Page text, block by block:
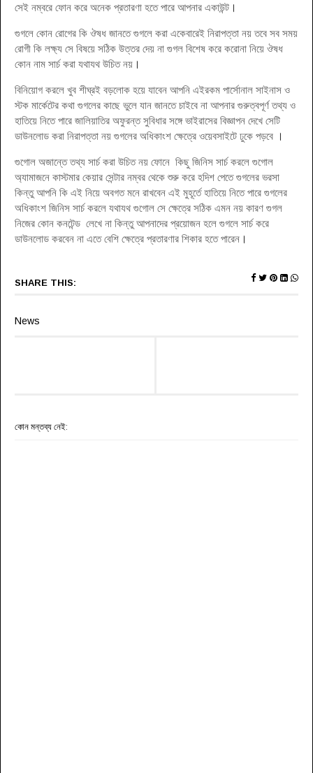
সেই নম্বরে ফোন করে অনেক প্রতারণা হতে পারে আপনার একাউন্ট ।
গুগলে কোন রোগের কি ঔষধ জানতে গুগলে করা একেবারেই নিরাপত্তা নয় তবে সব সময়
রোগী কি লক্ষ্য সে বিষয়ে সঠিক উত্তর দেয় না গুগল বিশেষ করে করোনা নিয়ে ঔষধ
কোন নাম সার্চ করা যথাযথ উচিত নয় ।
বিনিয়োগ করলে খুব শীঘ্রই বড়লোক হয়ে যাবেন আপনি এইরকম পার্সোনাল সাইনাস ও
স্টক মার্কেটের কথা গুগলের কাছে ভুলে যান জানতে চাইবে না আপনার গুরুত্বপূর্ণ তথ্য ও
হাতিয়ে নিতে পারে জালিয়াতির অফুরন্ত সুবিধার সঙ্গে ভাইরাসের বিজ্ঞাপন দেখে সেটি
ডাউনলোড করা নিরাপত্তা নয় গুগলের অধিকাংশ ক্ষেত্রে ওয়েবসাইটে ঢুকে পড়বে ।
গুগোল অজান্তে তথ্য সার্চ করা উচিত নয় ফোনে কিছু জিনিস সার্চ করলে গুগোল
অ্যামাজনে কাস্টমার কেয়ার সেন্টার নম্বর থেকে শুরু করে হদিশ পেতে গুগলের ভরসা
কিন্তু আপনি কি এই নিয়ে অবগত মনে রাখবেন এই মুহূর্তে হাতিয়ে নিতে পারে গুগলের
অধিকাংশ জিনিস সার্চ করলে যথাযথ গুগোল সে ক্ষেত্রে সঠিক এমন নয় কারণ গুগল
নিজের কোন কনটেন্ড লেখে না কিন্তু আপনাদের প্রয়োজন হলে গুগলে সার্চ করে
ডাউনলোড করবেন না এতে বেশি ক্ষেত্রে প্রতারণার শিকার হতে পারেন ।
SHARE THIS:
News
কোন মন্তব্য নেই: